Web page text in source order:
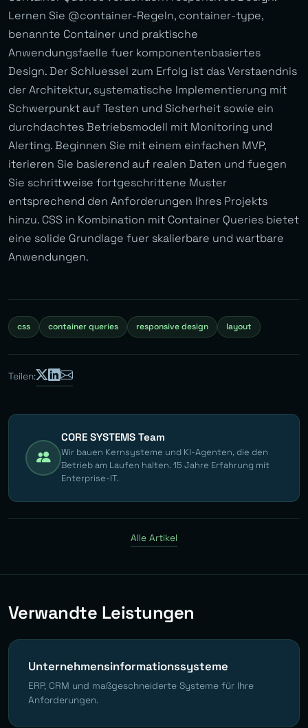
Lernen Sie @container-Regeln, container-type,
benannte Container und praktische
Anwendungsfaelle fuer komponentenbasiertes
Design. Der Schluessel zum Erfolg ist das Verstaendnis
der Architektur, systematische Implementierung mit
Schwerpunkt auf Testen und Sicherheit sowie ein
durchdachtes Betriebsmodell mit Monitoring und
Alerting. Beginnen Sie mit einem einfachen MVP,
iterieren Sie basierend auf realen Daten und fuegen
Sie schrittweise fortgeschrittene Muster
entsprechend den Anforderungen Ihres Projekts
hinzu. CSS in Kombination mit Container Queries bietet
eine solide Grundlage fuer skalierbare und wartbare
Anwendungen.
css container queries responsive design layout
Teilen:
CORE SYSTEMS Team
Wir bauen Kernsysteme und KI-Agenten, die den
Betrieb am Laufen halten. 15 Jahre Erfahrung mit
Enterprise-IT.
Alle Artikel
Verwandte Leistungen
Unternehmensinformationssysteme
ERP, CRM und maßgeschneiderte Systeme für Ihre
Anforderungen.